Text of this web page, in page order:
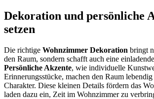
Dekoration und persönliche
setzen
Die richtige Wohnzimmer Dekoration bringt
den Raum, sondern schafft auch eine
Persönliche Akzente, wie individuelle
Erinnerungsstücke, machen den Raum
Charakter. Diese kleinen Details fördern das
laden dazu ein, Zeit im Wohnzimmer zu